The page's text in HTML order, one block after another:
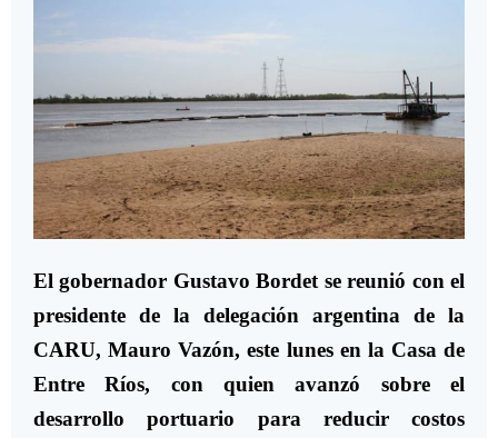
El gobernador Gustavo Bordet se reunió con el
presidente de la delegación argentina de la
CARU, Mauro Vazón, este lunes en la Casa de
Entre Ríos, con quien avanzó sobre el
desarrollo portuario para reducir costos